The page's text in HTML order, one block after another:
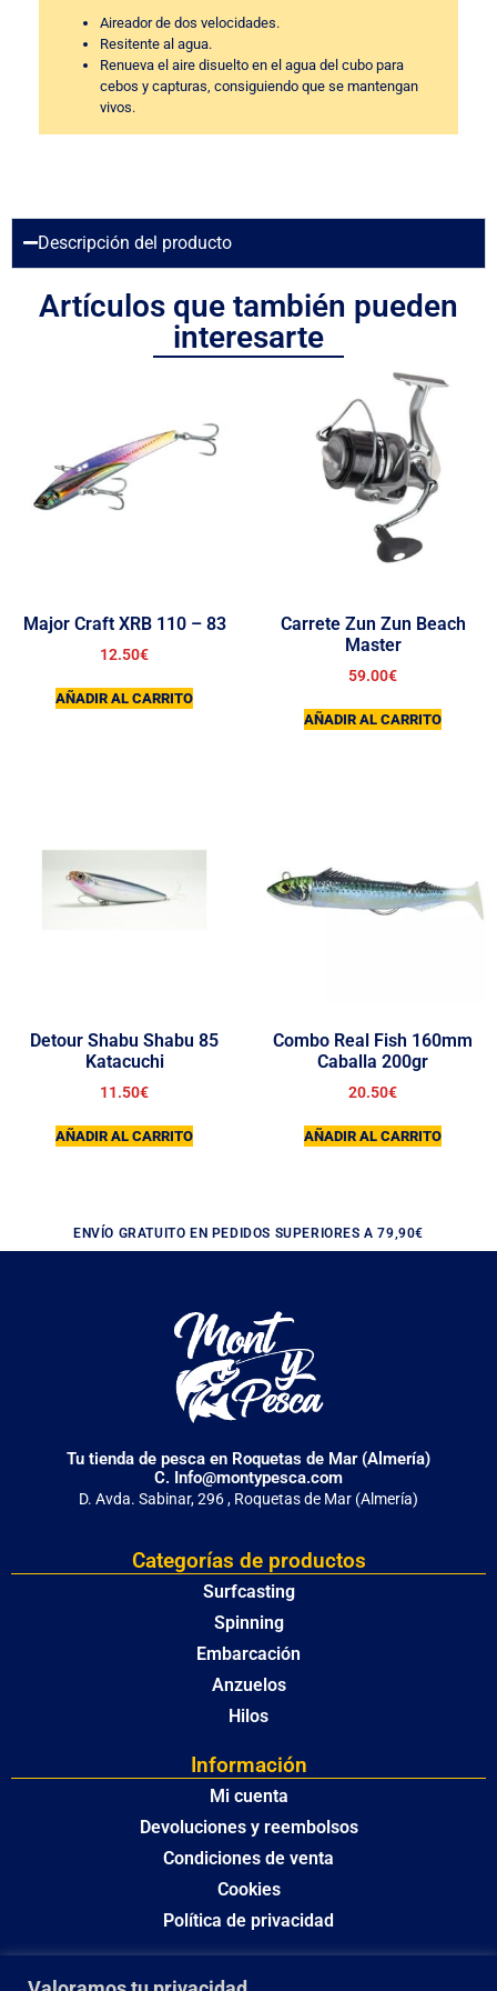
Aireador de dos velocidades.
Resitente al agua.
Renueva el aire disuelto en el agua del cubo para
cebos y capturas, consiguiendo que se mantengan
vivos.
Descripción del producto
Artículos que también pueden
interesarte
Major Craft XRB 110 – 83
12.50€
AÑADIR AL CARRITO
Carrete Zun Zun Beach
Master
59.00€
AÑADIR AL CARRITO
Detour Shabu Shabu 85
Katacuchi
11.50€
AÑADIR AL CARRITO
Combo Real Fish 160mm
Caballa 200gr
20.50€
AÑADIR AL CARRITO
ENVÍO GRATUITO EN PEDIDOS SUPERIORES A 79,90€
Tu tienda de pesca en Roquetas de Mar (Almería)
C. Info@montypesca.com
D. Avda. Sabinar, 296 , Roquetas de Mar (Almería)
Categorías de productos
Surfcasting
Spinning
Embarcación
Anzuelos
Hilos
Información
Mi cuenta
Devoluciones y reembolsos
Condiciones de venta
Cookies
Política de privacidad